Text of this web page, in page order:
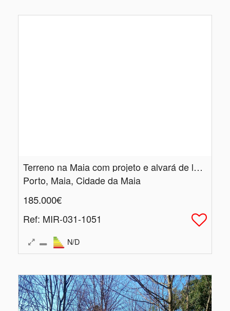
Terreno na Maia com projeto e alvará de loteamento
Porto, Maia, Cidade da Maia
185.000€
Ref: MIR-031-1051
N/D